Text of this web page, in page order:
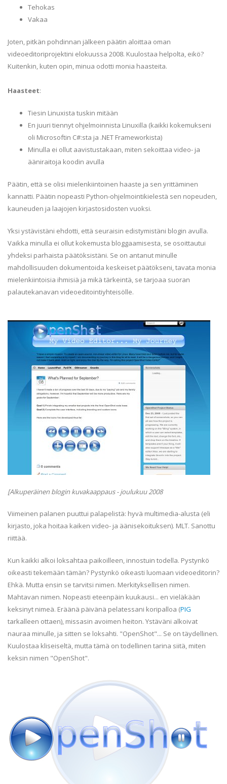
Tehokas
Vakaa
Joten, pitkän pohdinnan jälkeen päätin aloittaa oman
videoeditoriprojektini elokuussa 2008. Kuulostaa helpolta, eikö?
Kuitenkin, kuten opin, minua odotti monia haasteita.
Haasteet:
Tiesin Linuxista tuskin mitään
En juuri tiennyt ohjelmoinnista Linuxilla (kaikki kokemukseni
oli Microsoftin C#:sta ja .NET Frameworkista)
Minulla ei ollut aavistustakaan, miten sekoittaa video- ja
ääniraitoja koodin avulla
Päätin, että se olisi mielenkiintoinen haaste ja sen yrittäminen
kannatti. Päätin nopeasti Python-ohjelmointikielestä sen nopeuden,
kauneuden ja laajojen kirjastosidosten vuoksi.
Yksi ystävistäni ehdotti, että seuraisin edistymistäni blogin avulla.
Vaikka minulla ei ollut kokemusta bloggaamisesta, se osoittautui
yhdeksi parhaista päätöksistäni. Se on antanut minulle
mahdollisuuden dokumentoida keskeiset päätökseni, tavata monia
mielenkiintoisia ihmisiä ja mikä tärkeintä, se tarjoaa suoran
palautekanavan videoeditointiyhteisölle.
[Alkuperäinen blogin kuvakaappaus - joulukuu 2008
Viimeinen palanen puuttui palapelistä: hyvä multimedia-alusta (eli
kirjasto, joka hoitaa kaiken video- ja äänisekoituksen). MLT. Sanottu
riittää.
Kun kaikki alkoi loksahtaa paikoilleen, innostuin todella. Pystynkö
oikeasti tekemään tämän? Pystynkö oikeasti luomaan videoeditorin?
Ehkä. Mutta ensin se tarvitsi nimen. Merkityksellisen nimen.
Mahtavan nimen. Nopeasti eteenpäin kuukausi... en vieläkään
keksinyt nimeä. Eräänä päivänä pelatessani koripalloa (PIG
tarkalleen ottaen), missasin avoimen heiton. Ystäväni alkoivat
nauraa minulle, ja sitten se loksahti. "OpenShot"... Se on täydellinen.
Kuulostaa kliseiseltä, mutta tämä on todellinen tarina siitä, miten
keksin nimen "OpenShot".